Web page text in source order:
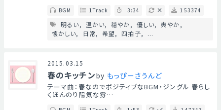
BGM 1Track 3:34 153374
明るい 温かい 穏やか 優しい
爽やか
懐かしい
日常 希望 四拍子 ...
2015.03.15
春のキッチンby もっぴーさうんど
テーマ曲：春なのでポジティブなBGM・ジングル 春らし
くほんのり陽気な雰…